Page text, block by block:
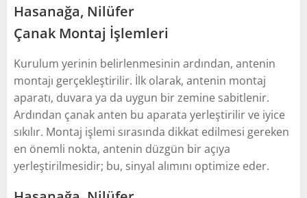
Hasanağa, Nilüfer
Çanak Montaj İşlemleri
Kurulum yerinin belirlenmesinin ardından, antenin
montajı gerçekleştirilir. İlk olarak, antenin montaj
aparatı, duvara ya da uygun bir zemine sabitlenir.
Ardından çanak anten bu aparata yerleştirilir ve iyice
sıkılır. Montaj işlemi sırasında dikkat edilmesi gereken
en önemli nokta, antenin düzgün bir açıya
yerleştirilmesidir; bu, sinyal alımını optimize eder.